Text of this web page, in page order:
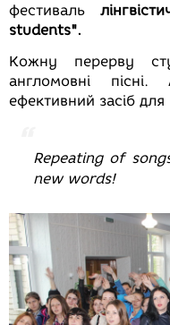
e
b
o
o
s
e
n
g
e
r
m
e
фестиваль
students".
Кожну перерву
англомовні
ефективний засіб
Repeating of
new words!